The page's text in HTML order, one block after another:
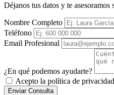
Déjanos tus datos y te asesoramos
Nombre Completo
Teléfono
Email Profesional
¿En qué podemos ayudarte?
Acepto la política de privacidad
Enviar Consulta